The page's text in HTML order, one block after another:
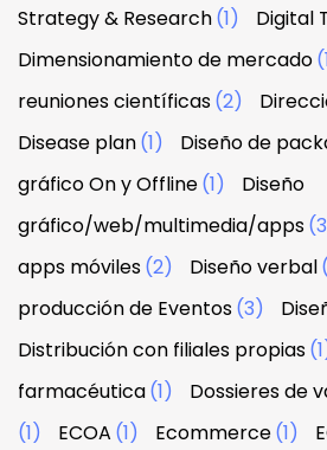
Strategy & Research(1) Digital
Dimensionamiento de mercado
reuniones científicas(2)
Disease plan(1) Diseño de
gráfico On y Offline(1)
Diseño
gráfico/web/multimedia/apps
apps móviles(2) Diseño verbal
producción de Eventos(3)
Distribución con filiales propias
farmacéutica(1) Dossieres de
(1)
ECOA (1) Ecommerce(1)